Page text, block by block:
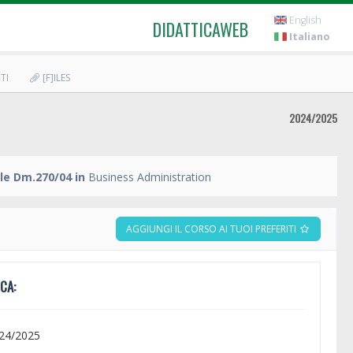
DIDATTICAWEB
English
Italiano
[F]ILES
2024/2025
Dm.270/04 in Business Administration
AGGIUNGI IL CORSO AI TUOI PREFERITI
2025